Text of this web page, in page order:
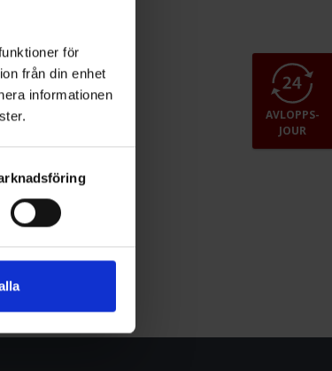
för
från din enhet
informationen
AVLOPPS-
JOUR